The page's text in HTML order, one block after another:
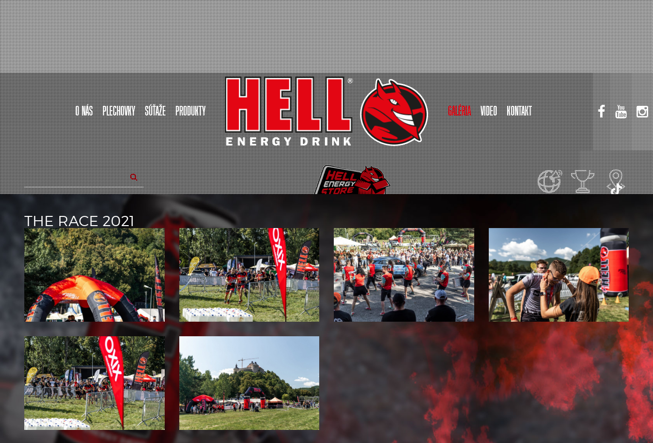
O NÁS PLECHOVKY SÚŤAŽE PRODUKTY GALÉRIA VIDEO KONTAKT
THE RACE 2021